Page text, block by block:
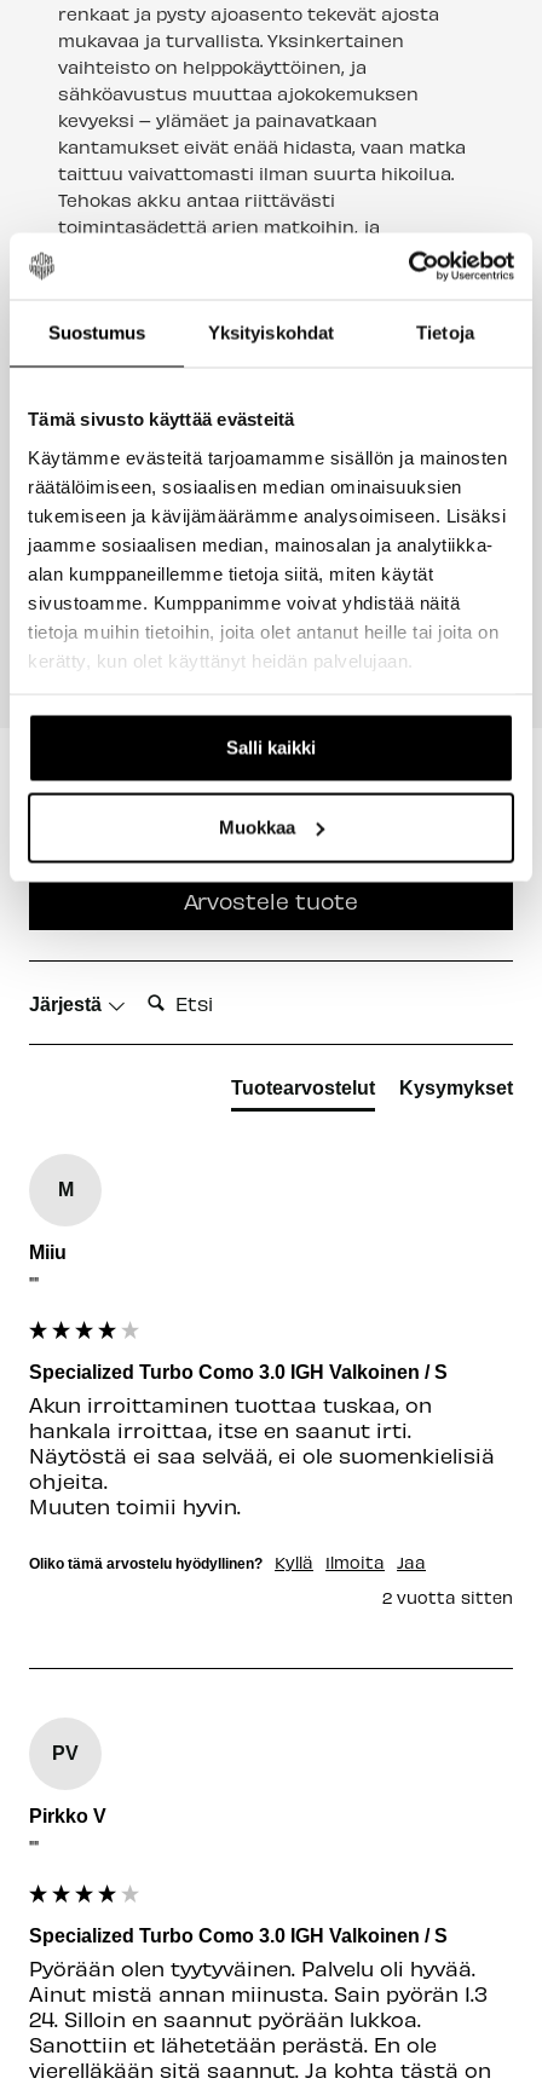
Suostumus Yksityiskohdat Tietoja
Tämä sivusto käyttää evästeitä
Käytämme evästeitä tarjoamamme sisällön ja mainosten
räätälöimiseen, sosiaalisen median ominaisuuksien
tukemiseen ja kävijämäärämme analysoimiseen. Lisäksi
jaamme sosiaalisen median, mainosalan ja analytiikka-
alan kumppaneillemme tietoja siitä, miten käytät
sivustoamme. Kumppanimme voivat yhdistää näitä
tietoja muihin tietoihin, joita olet antanut heille tai joita on
kerätty, kun olet käyttänyt heidän palvelujaan.
Salli kaikki
Muokkaa
renkaat ja pysty ajoasento tekevät ajosta
mukavaa ja turvallista. Yksinkertainen
vaihteisto on helppokäyttöinen, ja
sähköavustus muuttaa ajokokemuksen
kevyeksi – ylämäet ja painavatkaan
kantamukset eivät enää hidasta, vaan matka
taittuu vaivattomasti ilman suurta hikoilua.
Tehokas akku antaa riittävästi
toimintasädettä arjen matkoihin, ja
lisävarusteina ovat lähes poikkeuksetta
kaikissa malleissa käytännöllinen tavarateline,
vaatimat etu- ja takavalot.
KAUPUNKISÄHKÖPYÖRÄT
MIKÄ ON
KAUPUNKISÄHKÖPYÖ
RÄ?
SPECIALIZED -
PYÖRÄT
4.20
Perustuu 5 arvosteluun
Arvostele tuote
Järjestä Etsi:
Tuotearvostelut Kysymykset
M
Miiu
""
Specialized Turbo Como 3.0 IGH Valkoinen / S
Akun irroittaminen tuottaa tuskaa, on
hankala irroittaa, itse en saanut irti.
Näytöstä ei saa selvää, ei ole suomenkielisiä
ohjeita.
Muuten toimii hyvin.
Oliko tämä arvostelu hyödyllinen? Kyllä Ilmoita
Jaa
2 vuotta sitten
PV
Pirkko V
""
Specialized Turbo Como 3.0 IGH Valkoinen / S
Pyörään olen tyytyväinen. Palvelu oli hyvää.
Ainut mistä annan miinusta. Sain pyörän 1.3
24. Silloin en saannut pyörään lukkoa.
Sanottiin et lähetetään perästä. En ole
vierelläkään sitä saannut. Ja kohta tästä on
New content loaded